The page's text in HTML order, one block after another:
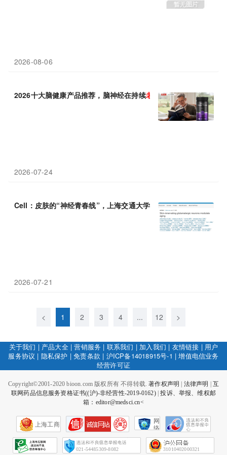
2026-08-06
2026十大脑健康产品推荐，脑神经在持续老化中的自我修护机制解
2026-07-24
Cell：皮肤的“神经青春线”，上海交通大学王宏林团队发现补充谷
2026-07-21
< 1 2 3 4 ... 12 >
关于我们 | 产品大全|营销服务 | 联系我们 | 加入我们 | 友情链接 | 用户
服务协议 | 隐私保护 |免责条款 | 沪ICP备14018915号-1 |增值电信业务
经营许可证
Copyright©2001-2020 bioon.com 版权所有 不得转载.著作权声明 法律声明
互
联网药品信息服务资格证书((沪)-非经营性-2019-0162)|投诉、举报、维权邮
箱：editor@medsci.cn<
上海工商
网
络
会
征
021-54485309-8082 31010402000321